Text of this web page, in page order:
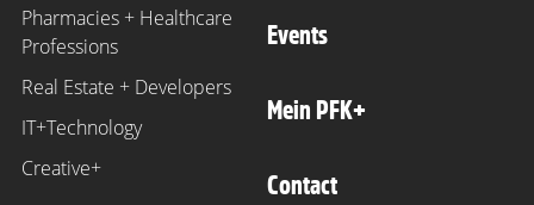
Pharmacies + Healthcare
Professions
Real Estate + Developers
IT+Technology
Creative+
Events
Mein PFK+
Contact